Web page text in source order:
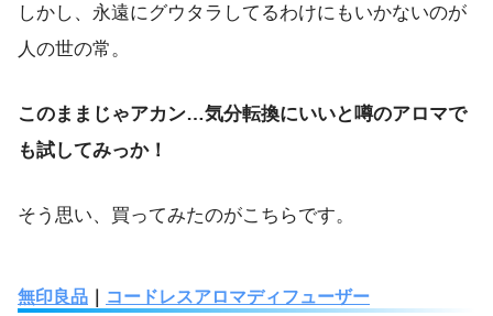
しかし、永遠にグウタラしてるわけにもいかないのが
人の世の常。
このままじゃアカン…気分転換にいいと噂のアロマで
も試してみっか！
そう思い、買ってみたのがこちらです。
無印良品 コードレスアロマディフューザー